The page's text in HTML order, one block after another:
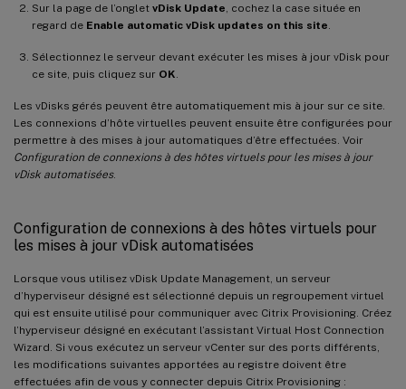
Sur la page de l’onglet vDisk Update , cochez la case située en
regard de Enable automatic vDisk updates on this site
Sélectionnez le serveur devant exécuter les mises à jour vDisk pour
ce site, puis cliquez sur OK
Les vDisks gérés peuvent être automatiquement mis à jour sur ce site.
Les connexions d’hôte virtuelles peuvent ensuite être configurées pour
permettre à des mises à jour automatiques d’être effectuées. Voir
Configuration de connexions à des hôtes virtuels pour les mises à jour
vDisk automatisées.
Configuration de connexions à des hôtes virtuels pour
les mises à jour vDisk automatisées
Lorsque vous utilisez vDisk Update Management, un serveur
d’hyperviseur désigné est sélectionné depuis un regroupement virtuel
qui est ensuite utilisé pour communiquer avec Citrix Provisioning. Créez
l’hyperviseur désigné en exécutant l’assistant Virtual Host Connection
Wizard. Si vous exécutez un serveur vCenter sur des ports différents,
les modifications suivantes apportées au registre doivent être
effectuées afin de vous y connecter depuis Citrix Provisioning :